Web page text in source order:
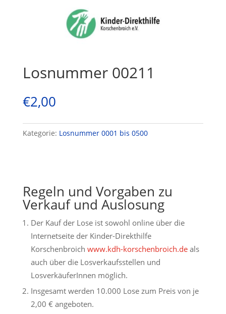
Losnummer 00211
€2,00
Kategorie: Losnummer 0001 bis 0500
Regeln und Vorgaben zu
Verkauf und Auslosung
Der Kauf der Lose ist sowohl online über die
Internetseite der Kinder-Direkthilfe
Korschenbroich www.kdh-korschenbroich.deals
auch über die Losverkaufsstellen und
LosverkäuferInnen möglich.
Insgesamt werden 10.000 Lose zum Preis von je
2,00 € angeboten.